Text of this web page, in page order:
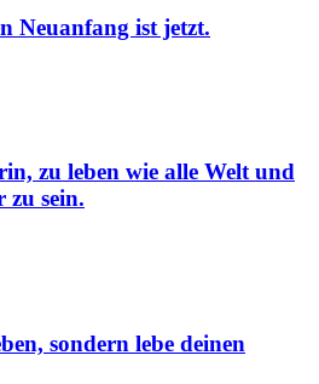
Neuanfang ist jetzt.
zu leben wie alle Welt und
zu sein.
sondern lebe deinen